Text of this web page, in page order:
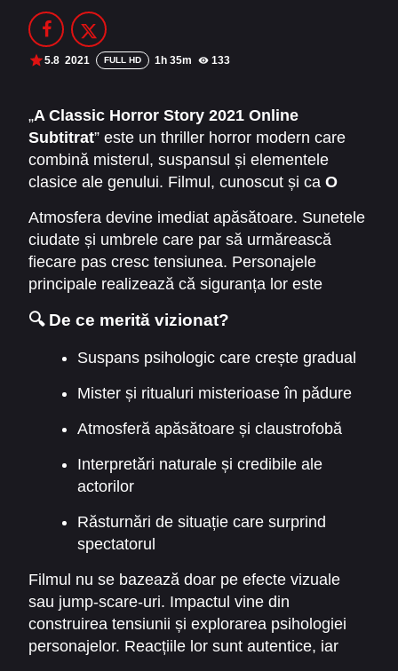
Filme Online 2014
Filme Online 2012 Filme Online 2011
DMCA
SERIALE ONLINE
TERMENI ȘI CONDIȚII
CONTACT
5.8 2021 FULL HD 1h 35m 133
„A Classic Horror Story 2021 Online
Subtitrat” este un thriller horror modern care
combină misterul, suspansul și elementele
clasice ale genului. Filmul, cunoscut și ca O
de tineri care pleacă într-o excursie aparent
relaxantă. Drumul lor se transformă rapid într-un
coșmar atunci când se rătăcesc într-o pădure
izolată și descoperă un loc plin de ritualuri și
secrete întunecate.
Atmosfera devine imediat apăsătoare. Sunetele
ciudate și umbrele care par să urmărească
fiecare pas cresc tensiunea. Personajele
principale realizează că siguranța lor este
Publicul este prins într-un joc psihologic și
vizual, unde misterul și frica se combină pentru
a menține interesul până la final.
🔍 De ce merită vizionat?
Suspans psihologic care crește gradual
Mister și ritualuri misterioase în pădure
Atmosferă apăsătoare și claustrofobă
Interpretări naturale și credibile ale
actorilor
Răsturnări de situație care surprind
spectatorul
Filmul nu se bazează doar pe efecte vizuale
sau jump-scare-uri. Impactul vine din
construirea tensiunii și explorarea psihologiei
personajelor. Reacțiile lor sunt autentice, iar